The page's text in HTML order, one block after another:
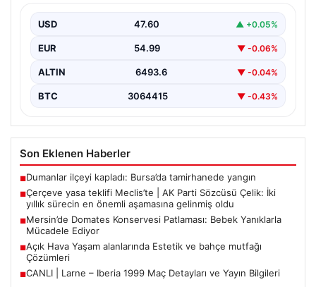
USD 47.60 ▲ +0.05%
EUR 54.99 ▼ -0.06%
ALTIN 6493.6 ▼ -0.04%
BTC 3064415 ▼ -0.43%
Son Eklenen Haberler
■Dumanlar ilçeyi kapladı: Bursa’da tamirhanede yangın
■Çerçeve yasa teklifi Meclis’te | AK Parti Sözcüsü Çelik: İki
yıllık sürecin en önemli aşamasına gelinmiş oldu
■Mersin’de Domates Konservesi Patlaması: Bebek Yanıklarla
Mücadele Ediyor
■Açık Hava Yaşam alanlarında Estetik ve bahçe mutfağı
Çözümleri
■CANLI | Larne – Iberia 1999 Maç Detayları ve Yayın Bilgileri